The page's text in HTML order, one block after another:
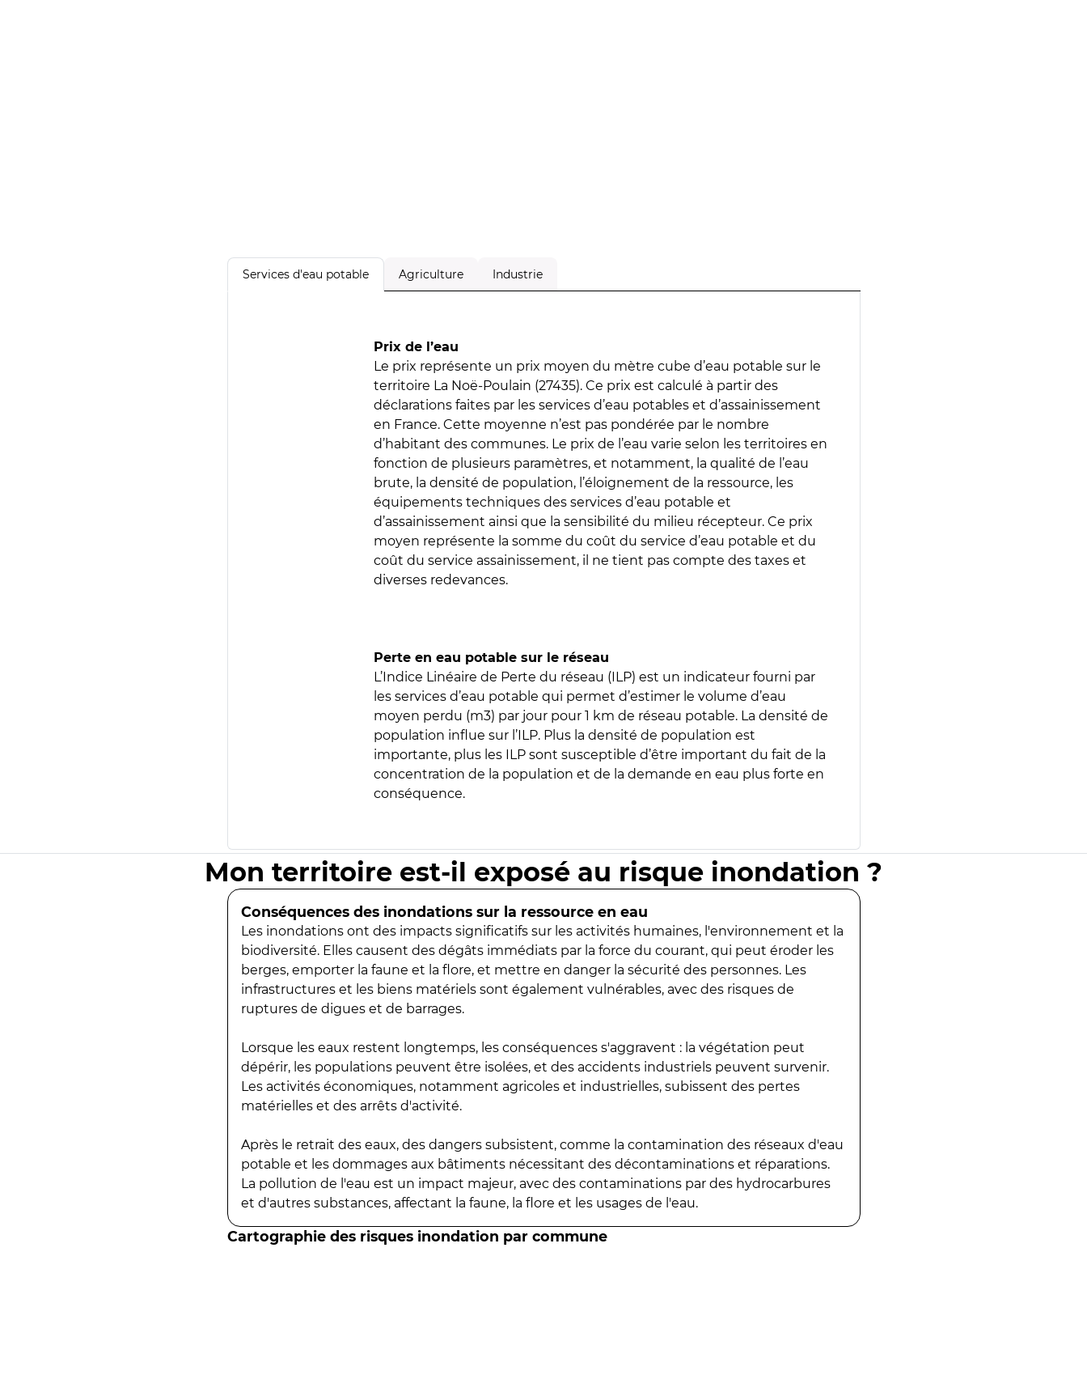
Services d'eau potable Agriculture Industrie
Prix de l’eau
Le prix représente un prix moyen du mètre cube d’eau potable sur le
territoire La Noë-Poulain (27435). Ce prix est calculé à partir des
déclarations faites par les services d’eau potables et d’assainissement
en France. Cette moyenne n’est pas pondérée par le nombre
d’habitant des communes. Le prix de l’eau varie selon les territoires en
fonction de plusieurs paramètres, et notamment, la qualité de l’eau
brute, la densité de population, l’éloignement de la ressource, les
équipements techniques des services d’eau potable et
d’assainissement ainsi que la sensibilité du milieu récepteur. Ce prix
moyen représente la somme du coût du service d’eau potable et du
coût du service assainissement, il ne tient pas compte des taxes et
diverses redevances.
Perte en eau potable sur le réseau
L’Indice Linéaire de Perte du réseau (ILP) est un indicateur fourni par
les services d’eau potable qui permet d’estimer le volume d’eau
moyen perdu (m3) par jour pour 1 km de réseau potable. La densité de
population influe sur l’ILP. Plus la densité de population est
importante, plus les ILP sont susceptible d’être important du fait de la
concentration de la population et de la demande en eau plus forte en
conséquence.
Mon territoire est-il exposé au risque inondation ?
Conséquences des inondations sur la ressource en eau
Les inondations ont des impacts significatifs sur les activités humaines, l'environnement et la
biodiversité. Elles causent des dégâts immédiats par la force du courant, qui peut éroder les
berges, emporter la faune et la flore, et mettre en danger la sécurité des personnes. Les
infrastructures et les biens matériels sont également vulnérables, avec des risques de
ruptures de digues et de barrages.
Lorsque les eaux restent longtemps, les conséquences s'aggravent : la végétation peut
dépérir, les populations peuvent être isolées, et des accidents industriels peuvent survenir.
Les activités économiques, notamment agricoles et industrielles, subissent des pertes
matérielles et des arrêts d'activité.
Après le retrait des eaux, des dangers subsistent, comme la contamination des réseaux d'eau
potable et les dommages aux bâtiments nécessitant des décontaminations et réparations.
La pollution de l'eau est un impact majeur, avec des contaminations par des hydrocarbures
et d'autres substances, affectant la faune, la flore et les usages de l'eau.
Cartographie des risques inondation par commune